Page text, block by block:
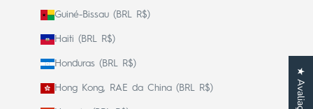
Guiné-Bissau (BRL R$)
Haiti (BRL R$)
Honduras (BRL R$)
Hong Kong, RAE da China (BRL R$) ★ Avaliações